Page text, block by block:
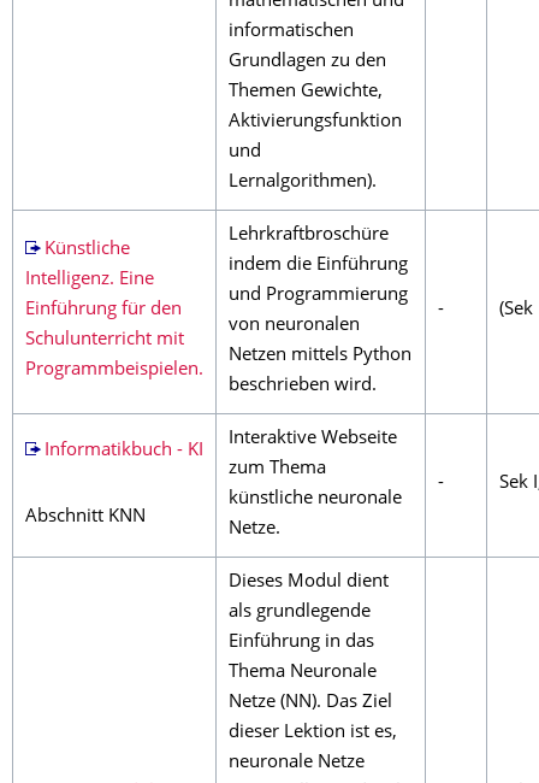
informatischen
Grundlagen zu den
Themen Gewichte,
Aktivierungsfunktion
und
Lernalgorithmen).
Künstliche
Intelligenz. Eine
Einführung für den
Schulunterricht mit
Programmbeispielen.
Lehrkraftbroschüre
indem die Einführung
und Programmierung
von neuronalen
Netzen mittels Python
beschrieben wird.
- (Sek
Informatikbuch - KI
Abschnitt KNN
Interaktive Webseite
zum Thema
künstliche neuronale
Netze.
- Sek
Dieses Modul dient
als grundlegende
Einführung in das
Thema Neuronale
Netze (NN). Das Ziel
dieser Lektion ist es,
neuronale Netze